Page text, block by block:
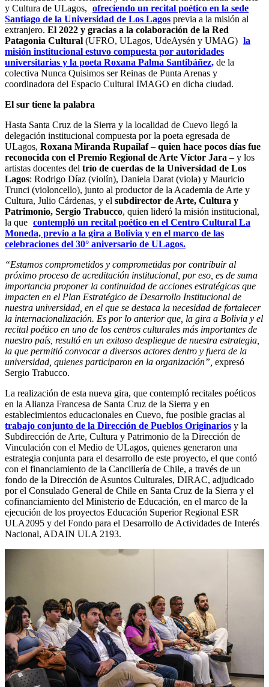
y Cultura de ULagos, ofreciendo un recital poético en la sede
Santiago de la Universidad de Los Lagos previa a la misión al
extranjero. El 2022 y gracias a la colaboración de la Red
Patagonia Cultural (UFRO, ULagos, UdeAysén y UMAG) la
misión institucional estuvo compuesta por autoridades
universitarias y la poeta Roxana Palma Santibáñez, de la
colectiva Nunca Quisimos ser Reinas de Punta Arenas y
coordinadora del Espacio Cultural IMAGO en dicha ciudad.
El sur tiene la palabra
Hasta Santa Cruz de la Sierra y la localidad de Cuevo llegó la
delegación institucional compuesta por la poeta egresada de
ULagos, Roxana Miranda Rupailaf – quien hace pocos días fue
reconocida con el Premio Regional de Arte Víctor Jara – y los
artistas docentes del trío de cuerdas de la Universidad de Los
Lagos: Rodrigo Díaz (violín), Daniela Darat (viola) y Mauricio
Trunci (violoncello), junto al productor de la Academia de Arte y
Cultura, Julio Cárdenas, y el subdirector de Arte, Cultura y
Patrimonio, Sergio Trabucco, quien lideró la misión institucional,
la que contempló un recital poético en el Centro Cultural La
Moneda, previo a la gira a Bolivia y en el marco de las
celebraciones del 30° aniversario de ULagos.
“Estamos comprometidos y comprometidas por contribuir al
próximo proceso de acreditación institucional, por eso, es de suma
importancia proponer la continuidad de acciones estratégicas que
impacten en el Plan Estratégico de Desarrollo Institucional de
nuestra universidad, en el que se destaca la necesidad de fortalecer
la internacionalización. Es por lo anterior que, la gira a Bolivia y el
recital poético en uno de los centros culturales más importantes de
nuestro país, resultó en un exitoso despliegue de nuestra estrategia,
la que permitió convocar a diversos actores dentro y fuera de la
universidad, quienes participaron en la organización”, expresó
Sergio Trabucco.
La realización de esta nueva gira, que contempló recitales poéticos
en la Alianza Francesa de Santa Cruz de la Sierra y en
establecimientos educacionales en Cuevo, fue posible gracias al
trabajo conjunto de la Dirección de Pueblos Originarios y la
Subdirección de Arte, Cultura y Patrimonio de la Dirección de
Vinculación con el Medio de ULagos, quienes generaron una
estrategia conjunta para el desarrollo de este proyecto, el que contó
con el financiamiento de la Cancillería de Chile, a través de un
fondo de la Dirección de Asuntos Culturales, DIRAC, adjudicado
por el Consulado General de Chile en Santa Cruz de la Sierra y el
cofinanciamiento del Ministerio de Educación, en el marco de la
ejecución de los proyectos Educación Superior Regional ESR
ULA2095 y del Fondo para el Desarrollo de Actividades de Interés
Nacional, ADAIN ULA 2193.